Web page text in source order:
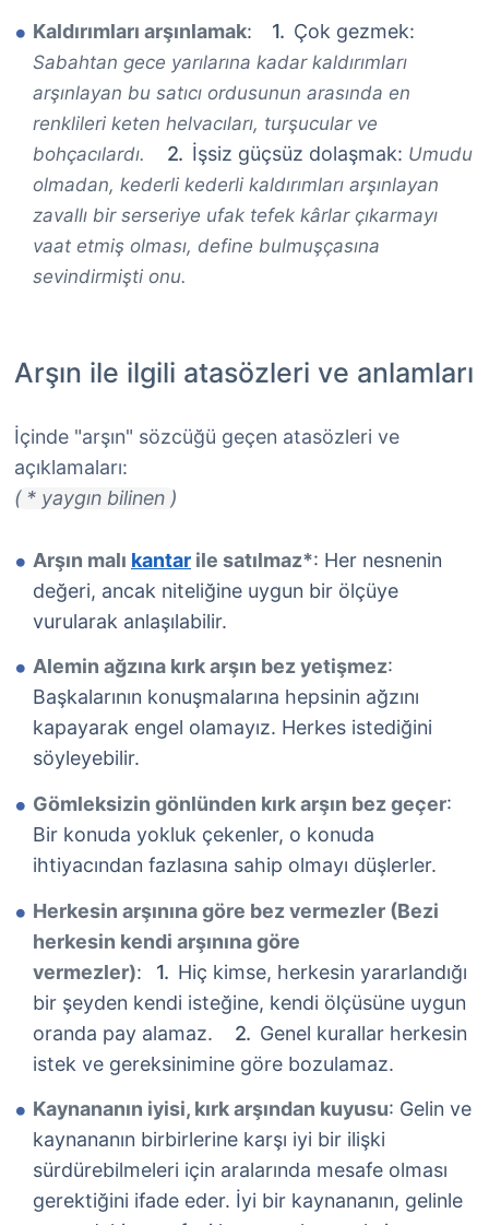
Kaldırımları arşınlamak: Çok gezmek:
Sabahtan gece yarılarına kadar kaldırımları
arşınlayan bu satıcı ordusunun arasında en
renklileri keten helvacıları, turşucular ve
bohçacılardı.
İşsiz güçsüz dolaşmak: Umudu
olmadan, kederli kederli kaldırımları arşınlayan
zavallı bir serseriye ufak tefek kârlar çıkarmayı
vaat etmiş olması, define bulmuşçasına
sevindirmişti onu.
Arşın ile ilgili atasözleri ve anlamları
İçinde "arşın" sözcüğü geçen atasözleri ve
açıklamaları:
( * yaygın bilinen )
Arşın malı kantar ile satılmaz*: Her nesnenin
değeri, ancak niteliğine uygun bir ölçüye
vurularak anlaşılabilir.
Alemin ağzına kırk arşın bez yetişmez:
Başkalarının konuşmalarına hepsinin ağzını
kapayarak engel olamayız. Herkes istediğini
söyleyebilir.
Gömleksizin gönlünden kırk arşın bez geçer:
Bir konuda yokluk çekenler, o konuda
ihtiyacından fazlasına sahip olmayı düşlerler.
Herkesin arşınına göre bez vermezler (Bezi
herkesin kendi arşınına göre
vermezler):
Hiç kimse, herkesin yararlandığı
bir şeyden kendi isteğine, kendi ölçüsüne uygun
oranda pay alamaz.
Genel kurallar herkesin
istek ve gereksinimine göre bozulamaz.
Kaynananın iyisi, kırk arşından kuyusu: Gelin ve
kaynananın birbirlerine karşı iyi bir ilişki
sürdürebilmeleri için aralarında mesafe olması
gerektiğini ifade eder. İyi bir kaynananın, gelinle